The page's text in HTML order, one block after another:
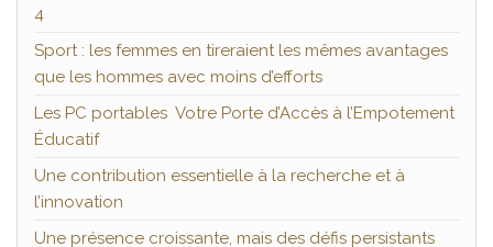
4
Sport : les femmes en tireraient les mêmes avantages
que les hommes avec moins d’efforts
Les PC portables Votre Porte d’Accès à l’Empotement
Éducatif
Une contribution essentielle à la recherche et à
l’innovation
Une présence croissante, mais des défis persistants